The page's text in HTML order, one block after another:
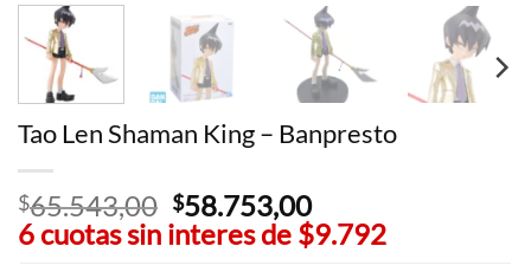
Tao Len Shaman King – Banpresto
$65.543,00 El
precio
$58.753,00El
precio
6 cuotas sin interes de $9.792